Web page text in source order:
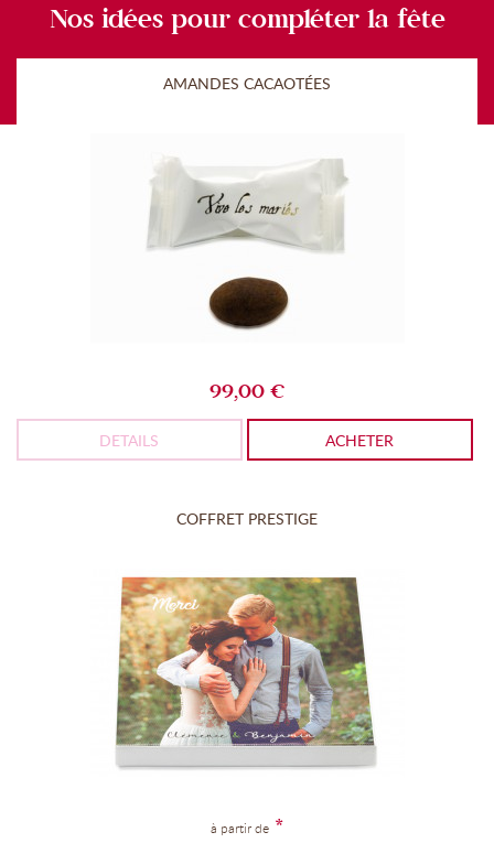
Nos idées pour compléter la fête
AMANDES CACAOTÉES
99,00 €
DETAILS ACHETER
COFFRET PRESTIGE
à partir de *